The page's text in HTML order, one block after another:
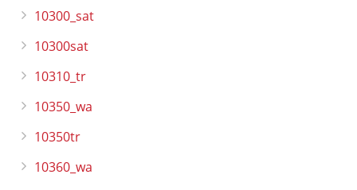
10300_sat
10300sat
10310_tr
10350_wa
10350tr
10360_wa